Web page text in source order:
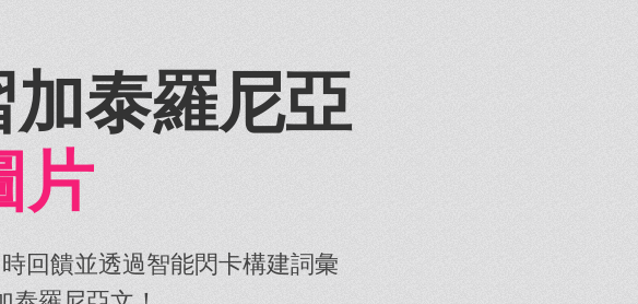
泰羅尼亞
片
回饋並透過智能閃卡構建詞彙